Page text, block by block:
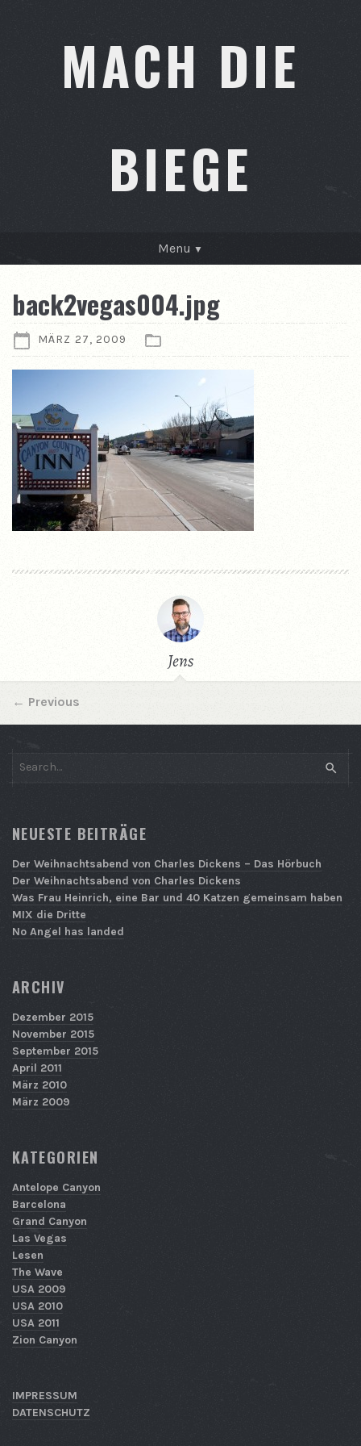
MACH DIE
BIEGE
Menu
KONTAKT
ÜBER MICH
back2vegas004.jpg
MÄRZ 27, 2009
Jens
← Previous
NEUESTE BEITRÄGE
Der Weihnachtsabend von Charles Dickens – Das Hörbuch
Der Weihnachtsabend von Charles Dickens
Was Frau Heinrich, eine Bar und 40 Katzen gemeinsam haben
MIX die Dritte
No Angel has landed
ARCHIV
Dezember 2015
November 2015
September 2015
April 2011
März 2010
März 2009
KATEGORIEN
Antelope Canyon
Barcelona
Grand Canyon
Las Vegas
Lesen
The Wave
USA 2009
USA 2010
USA 2011
Zion Canyon
IMPRESSUM
DATENSCHUTZ